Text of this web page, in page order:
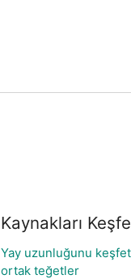
Kaynakları
Yay uzunluğunu
ortak teğetler